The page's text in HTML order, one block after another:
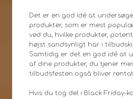
Det er en god idé at
produkter, som er mest
ved du, hvilke produkter,
højst sandsynligt har i
Samtidig er det en god idé at
af dine produkter, du tjener
tilbudsfesten også bliver
Hvis du tog del i Black Friday-